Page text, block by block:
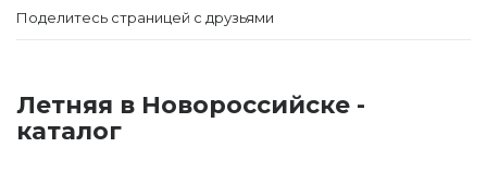
Поделитесь страницей с друзьями
Летняя в Новороссийске -
каталог